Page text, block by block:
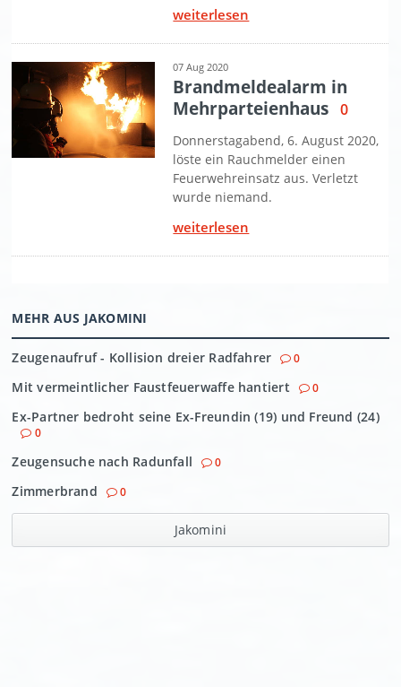
MEHR AUS JAKOMINI
Zeugenaufruf - Kollision dreier Radfahrer 0
Mit vermeintlicher Faustfeuerwaffe hantiert 0
Ex-Partner bedroht seine Ex-Freundin (19) und Freund (24)
0
Zeugensuche nach Radunfall 0
Zimmerbrand 0
Jakomini